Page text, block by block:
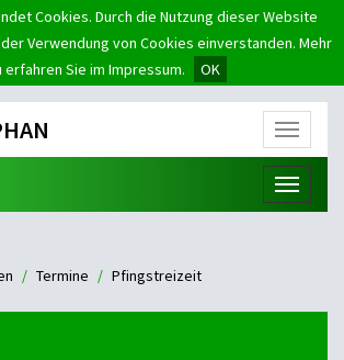
Cookies. Durch die Nutzung dieser Website
Verwendung von Cookies einverstanden. Mehr
erfahren Sie im Impressum.
OK
Menü
Menü
Termine Pfingstreizeit